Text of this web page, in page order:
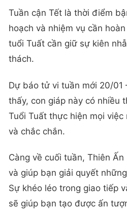
Tuần cận Tết là thời điểm
hoạch và nhiệm vụ cần
tuổi Tuất cần giữ sự kiên
thách.
Dự báo tử vi tuần mới 20/01
thấy, con giáp này có nhiều
Tuổi Tuất thực hiện mọi
và chắc chắn.
Càng về cuối tuần, Thiên
và giúp bạn giải quyết
Sự khéo léo trong giao tiếp
sẽ giúp bạn tạo được ấn